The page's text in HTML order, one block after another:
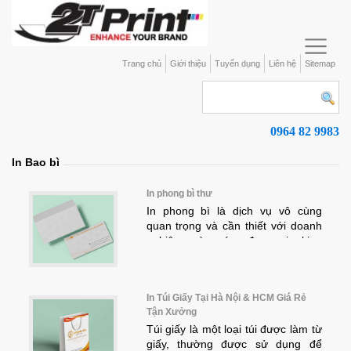
Trang chủ Giới thiệu Tuyển dụng Liên hệ Sitemap
0964 82 9983
In Bao bì
In phong bì thư
In phong bì là dịch vụ vô cùng
quan trọng và cần thiết với doanh
nghiệp và các đơn vị kinh
2TPrint là đơn vị dịch vụ in ấn và
thiết kế các mẫu phong bì chất
lượng, giá xưởng mà khách hàng
hoàn toàn có thể đặt niềm tin.
In Túi Giấy Tại Hà Nội & HCM Giá Rẻ
Tận Xưởng
Túi giấy là một loại túi được làm từ
giấy, thường được sử dụng để